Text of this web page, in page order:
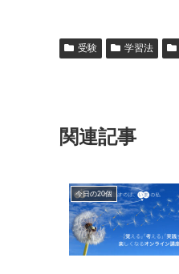
受験 学習法
関連記事
今日の20個